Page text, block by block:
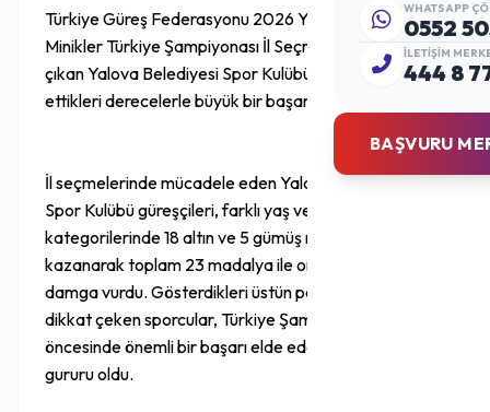
WHATSAPP
0552
İLETIŞIM
444 8
BAŞVURU
Türkiye Güreş Federasyonu 2026 Yılı 9-14 Yaş
Minikler Türkiye Şampiyonası İl Seçmelerinde mindere
çıkan Yalova Belediyesi Spor Kulübü sporcuları, elde
ettikleri derecelerle büyük bir başarıya imza attı.
İl seçmelerinde mücadele eden Yalova Belediyesi
Spor Kulübü güreşçileri, farklı yaş ve kilo
kategorilerinde 18 altın ve 5 gümüş madalya
kazanarak toplam 23 madalya ile organizasyona
damga vurdu. Gösterdikleri üstün performansla
dikkat çeken sporcular, Türkiye Şampiyonası
öncesinde önemli bir başarı elde ederek Yalova'nın
gururu oldu.